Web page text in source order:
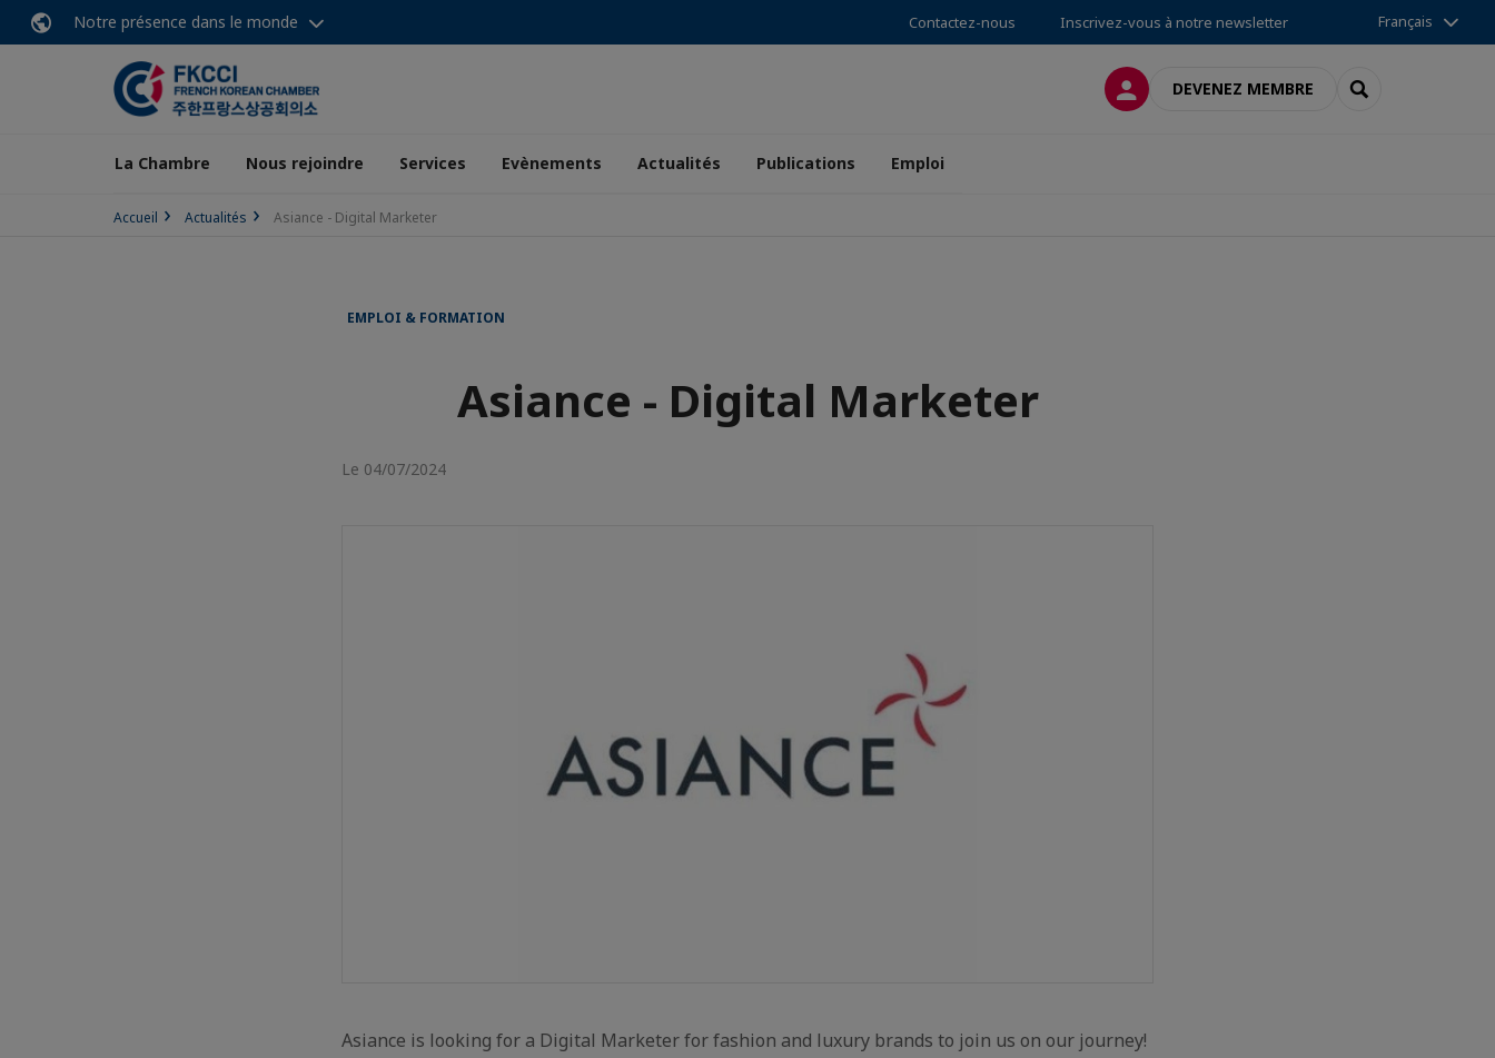
Notre présence dans le monde Contactez-nous Inscrivez-vous à notre newsletter Français
CONNEXIONDEVENEZ MEMBRE RECHERCHER
La Chambre Nous rejoindre Services Evènements Actualités Publications Emploi
Accueil Actualités Asiance - Digital Marketer
EMPLOI & FORMATION
Asiance - Digital Marketer
Le 04/07/2024
Asiance is looking for a Digital Marketer for fashion and luxury brands to join us on our journey!